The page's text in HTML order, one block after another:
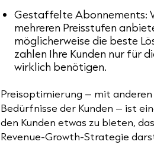
Gestaffelte Abonnements:
mehreren Preisstufen
möglicherweise die beste
zahlen Ihre Kunden nur für
wirklich benötigen.
Preisoptimierung – mit
Bedürfnisse der Kunden – ist
den Kunden etwas zu bieten,
Revenue-Growth-Strategie